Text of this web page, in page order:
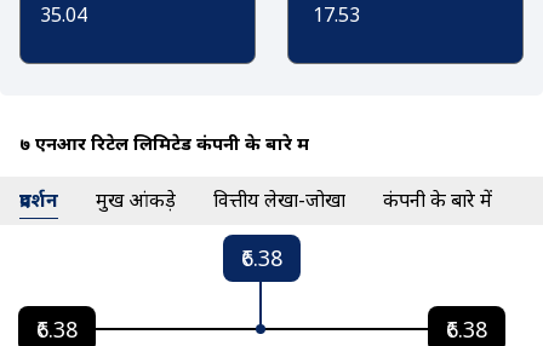
35.04 17.53
७ एनआर रिटेल लिमिटेड कंपनी के बारे में
प्रदर्शन प्रमुख आंकड़े वित्तीय लेखा-जोखा कंपनी के बारे में
₹6.38
₹6.38 ₹6.38